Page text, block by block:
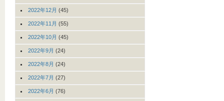
2022年12月 (45)
2022年11月 (55)
2022年10月 (45)
2022年9月 (24)
2022年8月 (24)
2022年7月 (27)
2022年6月 (76)